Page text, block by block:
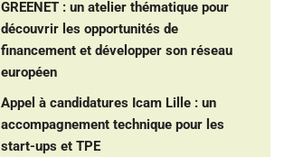
GREENET : un atelier thématique pour
découvrir les opportunités de
financement et développer son réseau
européen
Appel à candidatures Icam Lille : un
accompagnement technique pour les
start-ups et TPE